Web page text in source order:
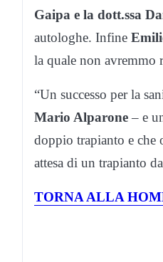
Gaipa e la dott.ssa
autologhe. Infine
la quale non avremmo
“Un successo per la
Mario Alparone– e
doppio trapianto e che
attesa di un trapianto
TORNA ALLA